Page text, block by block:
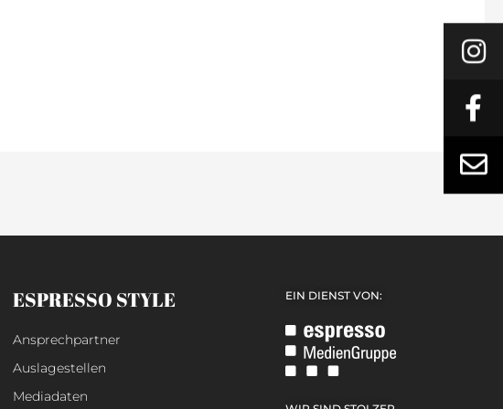
ESPRESSO STYLE
Ansprechpartner
Auslagestellen
Mediadaten
EIN DIENST VON: